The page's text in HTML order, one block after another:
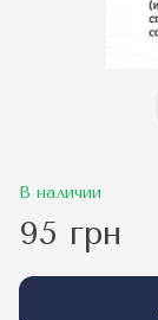
В наличии
95 грн